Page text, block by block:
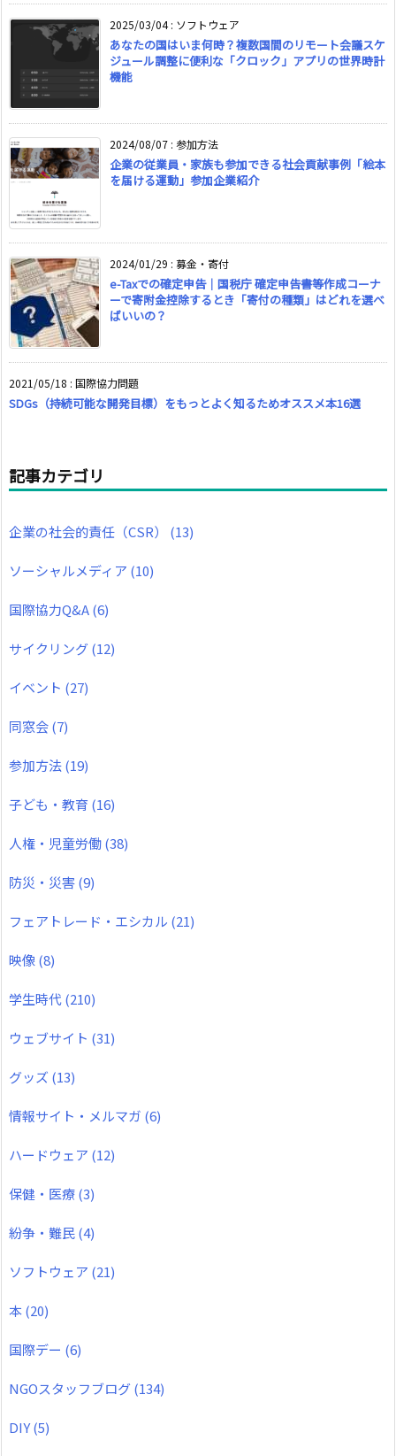
2025/03/04: ソフトウェア
あなたの国はいま何時？複数国間のリモート会議スケ
ジュール調整に便利な「クロック」アプリの世界時計
機能
2024/08/07 : 参加方法
企業の従業員・家族も参加できる社会貢献事例「絵本
を届ける運動」参加企業紹介
2024/01/29 : 募金・寄付
e-Taxでの確定申告｜国税庁 確定申告書等作成コーナ
ーで寄附金控除するとき「寄付の種類」はどれを選べ
ばいいの？
2021/05/18 : 国際協力問題
SDGs（持続可能な開発目標）をもっとよく知るためオススメ本16選
記事カテゴリ
企業の社会的責任（CSR） (13)
ソーシャルメディア (10)
国際協力Q&A(6)
サイクリング(12)
イベント (27)
同窓会(7)
参加方法(19)
子ども・教育 (16)
人権・児童労働(38)
防災・災害(9)
フェアトレード・エシカル (21)
映像(8)
学生時代(210)
ウェブサイト (31)
グッズ (13)
情報サイト・メルマガ (6)
ハードウェア (12)
保健・医療(3)
紛争・難民(4)
ソフトウェア (21)
本(20)
国際デー (6)
NGOスタッフブログ(134)
DIY(5)